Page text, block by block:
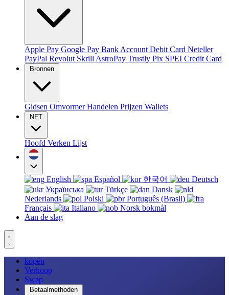
Apple Pay Google Pay Bank Account Debit Card Neteller
PayPal Revolut Skrill AstroPay Trustly Pix SPEI Credit Card
Bronnen
Gidsen OmvormerHandelen Prijzen Wallets
NFT
Hoofd Verken Lijst
English Español 한국어
Deutsch
Українська
Türkçe
Dansk
Nederlands
Polski
Português (Brasil)
Français
Italiano
Norsk bokmål
Aan de slag
kopen
Verkoop
Swap
Betaalmethoden